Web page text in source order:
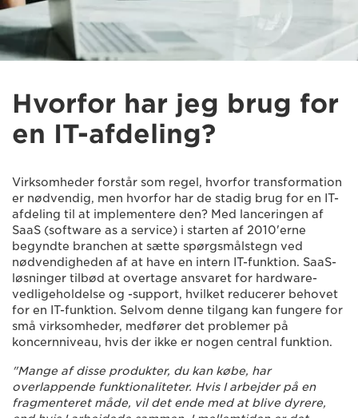
Hvorfor har jeg brug for
en IT-afdeling?
Virksomheder forstår som regel, hvorfor transformation
er nødvendig, men hvorfor har de stadig brug for en IT-
afdeling til at implementere den? Med lanceringen af
SaaS (software as a service) i starten af 2010'erne
begyndte branchen at sætte spørgsmålstegn ved
nødvendigheden af at have en intern IT-funktion. SaaS-
løsninger tilbød at overtage ansvaret for hardware-
vedligeholdelse og -support, hvilket reducerer behovet
for en IT-funktion. Selvom denne tilgang kan fungere for
små virksomheder, medfører det problemer på
koncernniveau, hvis der ikke er nogen central funktion.
"Mange af disse produkter, du kan købe, har
overlappende funktionaliteter. Hvis I arbejder på en
fragmenteret måde, vil det ende med at blive dyrere,